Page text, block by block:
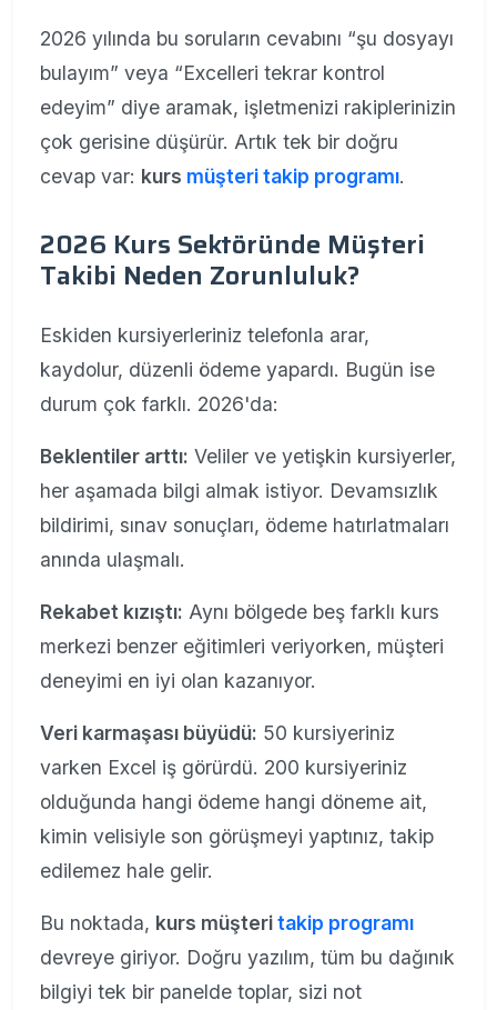
2026 yılında bu soruların cevabını “şu dosyayı
bulayım” veya “Excelleri tekrar kontrol
edeyim” diye aramak, işletmenizi rakiplerinizin
çok gerisine düşürür. Artık tek bir doğru
cevap var: kurs müşteri takip programı.
2026 Kurs Sektöründe Müşteri
Takibi Neden Zorunluluk?
Eskiden kursiyerleriniz telefonla arar,
kaydolur, düzenli ödeme yapardı. Bugün ise
durum çok farklı. 2026'da:
Beklentiler arttı: Veliler ve yetişkin kursiyerler,
her aşamada bilgi almak istiyor. Devamsızlık
bildirimi, sınav sonuçları, ödeme hatırlatmaları
anında ulaşmalı.
Rekabet kızıştı: Aynı bölgede beş farklı kurs
merkezi benzer eğitimleri veriyorken, müşteri
deneyimi en iyi olan kazanıyor.
Veri karmaşası büyüdü: 50 kursiyeriniz
varken Excel iş görürdü. 200 kursiyeriniz
olduğunda hangi ödeme hangi döneme ait,
kimin velisiyle son görüşmeyi yaptınız, takip
edilemez hale gelir.
Bu noktada, kurs müşteritakip programı
devreye giriyor. Doğru yazılım, tüm bu dağınık
bilgiyi tek bir panelde toplar, sizi not